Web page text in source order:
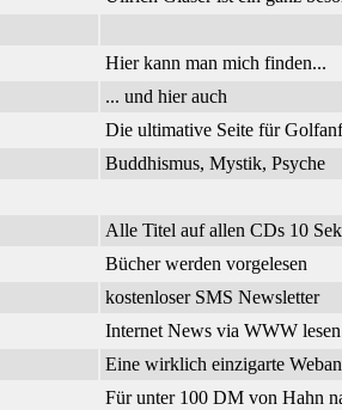
Hier kann man mich finden...
... und hier auch
Die ultimative Seite für
Buddhismus, Mystik, Psyche
Alle Titel auf allen CDs 10
Bücher werden vorgelesen
kostenloser SMS Newsletter
Internet News via WWW
Eine wirklich einzigarte
Für unter 100 DM von Hahn